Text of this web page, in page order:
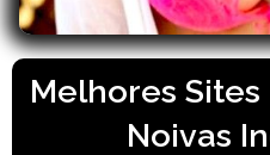
Melhores
Noivas